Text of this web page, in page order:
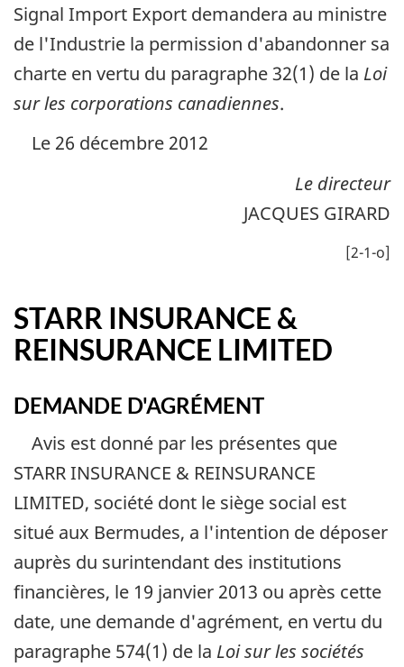
Signal Import Export demandera au ministre
de l'Industrie la permission d'abandonner sa
charte en vertu du paragraphe 32(1) de la Loi
sur les corporations canadiennes.
Le 26 décembre 2012
Le directeur
JACQUES GIRARD
[2-1-o]
STARR INSURANCE &
REINSURANCE LIMITED
DEMANDE D'AGRÉMENT
Avis est donné par les présentes que
STARR INSURANCE & REINSURANCE
LIMITED, société dont le siège social est
situé aux Bermudes, a l'intention de déposer
auprès du surintendant des institutions
financières, le 19 janvier 2013 ou après cette
date, une demande d'agrément, en vertu du
paragraphe 574(1) de la Loi sur les sociétés